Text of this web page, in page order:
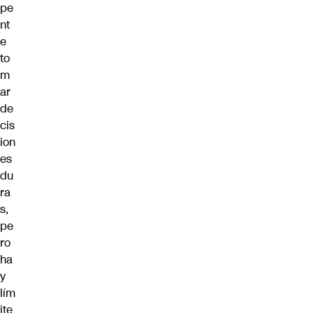
pe
nt
e
to
m
ar
de
cis
ion
es
du
ra
s,
pe
ro
ha
y
lím
ite